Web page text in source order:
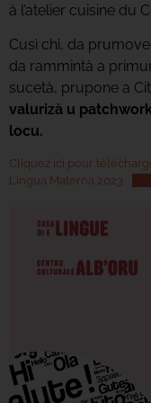
à l’atelier cuisine du
Cusì chì, da
da rammintà a
sucetà, prupone a
valurizà u
locu.
Cliquez ici pour
Lingua Materna 2023